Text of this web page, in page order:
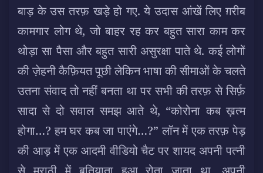
बाड़ के उस तरफ़ खड़े हो गए. ये उदास आंखें लिए ग़रीब
कामगार लोग थे, जो बाहर रह कर बहुत सारा काम कर
थोड़ा सा पैसा और बहुत सारी असुरक्षा पाते थे. कई लोगों
की ज़ेहनी कैफ़ियत पूछी लेकिन भाषा की सीमाओं के चलते
उतना संवाद तो नहीं बनता था पर सभी की तरफ़ से सिर्फ़
सादा से दो सवाल समझ आते थे, “कोरोना कब ख़त्म
होगा…? हम घर कब जा पाएंगे…?” लॉन में एक तरफ़ पेड़
की आड़ में एक आदमी वीडियो चैट पर शायद अपनी पत्नी